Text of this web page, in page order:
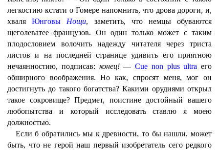
легкостию кстати о Гомере напомнить, что дрова дороги, и,
хваляЮнговы Нощи, заметить, что немцы обуваются
щеголеватее французов. Он один только может с таким
плодословием волочить надежду читателя через триста
листов и на последней странице удивить его приятною
нечаянностию, подписав: конец!— Cue non plus ultra его
обширного воображения. Но как, спросят меня, мог он
достигнуть до такого богатства? Какими орудиями открыл
такое сокровище? Предмет, поистине достойный вашего
любопытства и который исследовать ставлю я моею
должностью.
Если б обратились мы к древности, то бы нашли, может
быть, что не герой наш первый изобретатель сего редкого